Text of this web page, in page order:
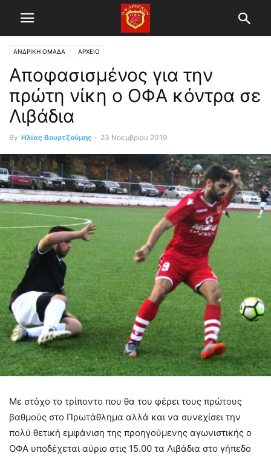
ΑΝΔΡΙΚΗ ΟΜΑΔΑ ΑΡΧΕΙΟ
Αποφασισμένος για την
πρώτη νίκη ο ΟΦΑ κόντρα σε
Λιβάδια
By Ηλίας Βουρτζούμης - 23 Νοεμβρίου 2019
Με στόχο το τρίποντο που θα του φέρει τους πρώτους
βαθμούς στο Πρωτάθλημα αλλά και να συνεχίσει την
πολύ θετική εμφάνιση της προηγούμενης αγωνιστικής ο
ΟΦΑ υποδέχεται αύριο στις 15.00 τα Λιβάδια στο γήπεδο